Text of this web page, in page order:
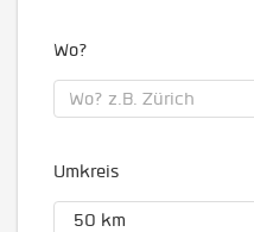
Wo?
Umkreis